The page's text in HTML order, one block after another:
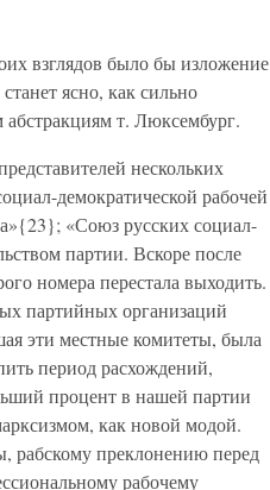
взглядов было бы изложение
ясно, как сильно
т. Люксембург.
нескольких
демократической рабочей
«Союз русских социал-
партии. Вскоре после
номера перестала выходить.
партийных организаций
эти местные комитеты, была
период расхождений,
процент в нашей партии
как новой модой.
рабскому преклонению перед
рабочему